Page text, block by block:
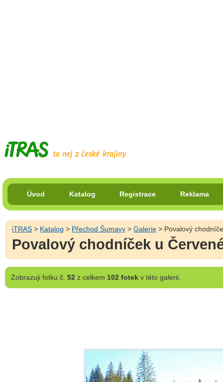
Úvod Katalog Registrace Reklama
iTRAS > Katalog > Přechod Šumavy >Galerie > Povalový
Povalový chodníček u
Zobrazujifotku č. 52 z celkem 102 fotekv této galerii.